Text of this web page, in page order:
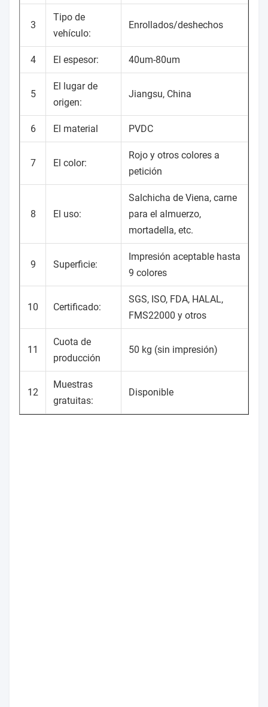
3
Tipo de
vehículo:
Enrollados/deshechos
4 El espesor: 40um-80um
5
El lugar de
origen:
Jiangsu, China
6 El material PVDC
7 El color:
Rojo y otros colores a
petición
8 El uso:
Salchicha de Viena, carne
para el almuerzo,
mortadella, etc.
9 Superficie:
Impresión aceptable hasta
9 colores
10 Certificado:
SGS, ISO, FDA, HALAL,
FMS22000 y otros
11
Cuota de
producción
50 kg (sin impresión)
12
Muestras
gratuitas:
Disponible